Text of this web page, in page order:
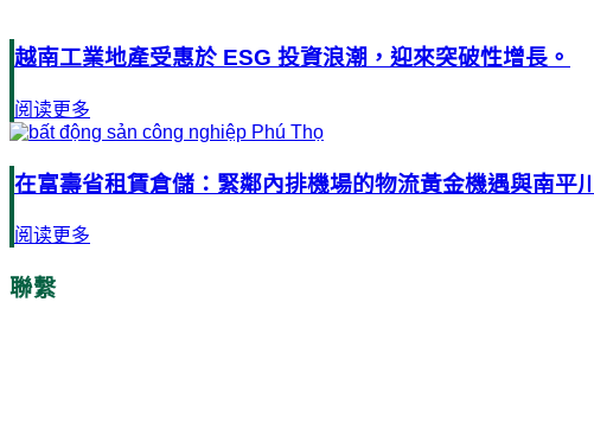
越南工業地產受惠於 ESG 投資浪潮，迎來突破性增長。
阅读更多
在富壽省租賃倉儲：緊鄰內排機場的物流黃金機遇與南平
阅读更多
聯繫